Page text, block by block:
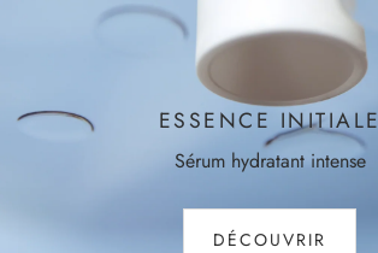
ESSENCE INITIALE
Sérum hydratant intense
DÉCOUVRIR